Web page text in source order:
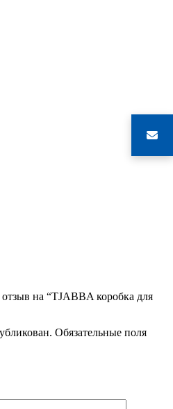
на “TJABBA коробка для
Обязательные поля